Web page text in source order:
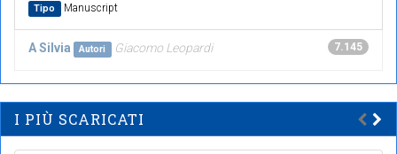
Tipo Manuscript
7.145
A Silvia Autori Giacomo Leopardi
I PIÙ SCARICATI